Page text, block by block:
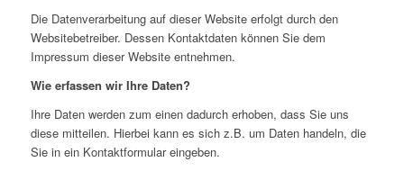
Die Datenverarbeitung auf dieser Website erfolgt durch den
Websitebetreiber. Dessen Kontaktdaten können Sie dem
Impressum dieser Website entnehmen.
Wie erfassen wir Ihre Daten?
Ihre Daten werden zum einen dadurch erhoben, dass Sie uns
diese mitteilen. Hierbei kann es sich z.B. um Daten handeln, die
Sie in ein Kontaktformular eingeben.